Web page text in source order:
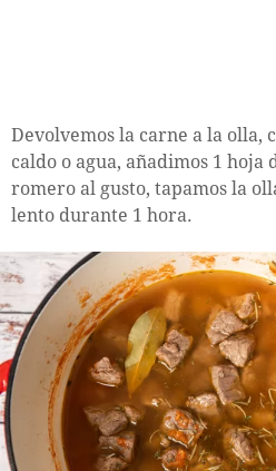
Devolvemos la carne a la olla,
caldo o agua, añadimos 1
romero al gusto, tapamos la
lento durante 1 hora.